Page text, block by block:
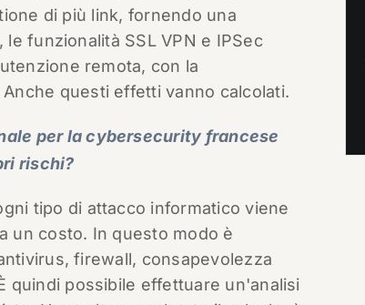
di più link, fornendo una
funzionalità SSL VPN e IPSec
remota, con la
questi effetti vanno calcolati.
per la cybersecurity francese
rischi?
tipo di attacco informatico viene
un costo. In questo modo è
firewall, consapevolezza
quindi possibile effettuare un'analisi